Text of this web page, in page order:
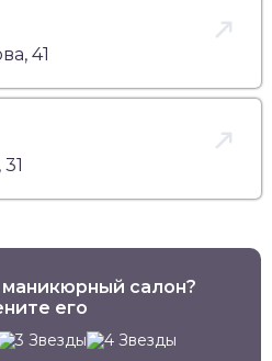
41
салон?
его